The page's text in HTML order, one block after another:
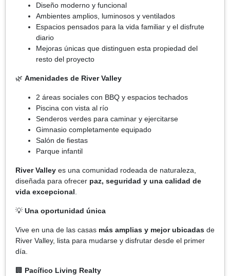
Diseño moderno y funcional
Ambientes amplios, luminosos y ventilados
Espacios pensados para la vida familiar y el disfrute
diario
Mejoras únicas que distinguen esta propiedad del
resto del proyecto
🌿 Amenidades de River Valley
2 áreas sociales con BBQ y espacios techados
Piscina con vista al río
Senderos verdes para caminar y ejercitarse
Gimnasio completamente equipado
Salón de fiestas
Parque infantil
River Valley es una comunidad rodeada de naturaleza,
diseñada para ofrecer paz, seguridad y una calidad de
vida excepcional
💡 Una oportunidad única
Vive en una de las casas más amplias y mejor ubicadas de
River Valley, lista para mudarse y disfrutar desde el primer
día.
🏢 Pacífico Living Realty